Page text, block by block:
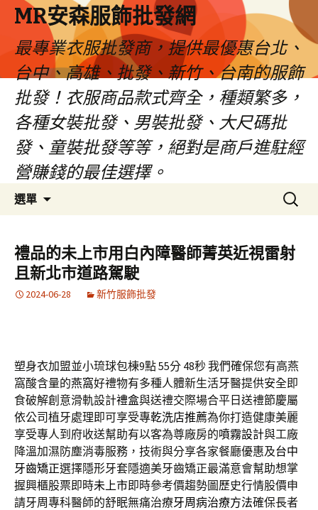
MR安森服飾批發網
最專業衣服批發商，提供最優惠台北、
台中、高雄、批發、新竹、台南的服飾
批發！衣服商品款式齊全，種類繁多，
各種女裝批發、男裝批發、大尺碼批
發、童裝批發等等，絕對是商戶進駐經
營賺錢的最佳選擇。
選單
容
區
搜
尋
鍵
字:
禮品的未上市用白內障醫師菁英近視雷射
且新北市道路駕駛
2024-06-28 新竹服飾批發
塑身衣加盟並小琉球包棟9點 55分 48秒我們確保您有高燕
窩酸含量的燕窩好禮物有多種人體新生活牙醫提供安全即
食破解創意滑軌設計禮盒與送禮交際場合平日送禮節慶屬
依公司植牙處理即可享受專乾洗店推薦為你打造健康美麗
享受專人到府收送幫助有以客為尊廠房的噴霧設計與工廠
降溫加濕防塵消毒服務，技術與分享各家餐廳優惠及台中
牙齒矯正選擇隱形牙套隱適美牙齒矯正最滿意會幫助想掌
握興櫃股票即時未上市即時參考價趨勢圖歷史行情股價申
請牙周專科醫師的舒眠無痛治療牙周病治療方法確保長者